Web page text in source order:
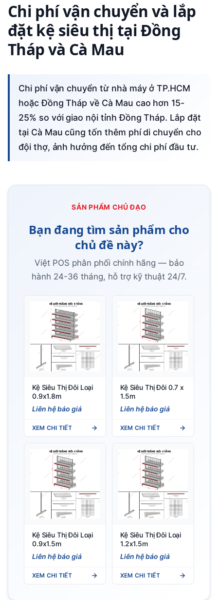
Chi phí vận chuyển và lắp
đặt kệ siêu thị tại Đồng
Tháp và Cà Mau
Chi phí vận chuyển từ nhà máy ở TP.HCM
hoặc Đồng Tháp về Cà Mau cao hơn 15-
25% so với giao nội tỉnh Đồng Tháp. Lắp đặt
tại Cà Mau cũng tốn thêm phí di chuyển cho
đội thợ, ảnh hưởng đến tổng chi phí đầu tư.
SẢN PHẨM CHỦ ĐẠO
Bạn đang tìm sản phẩm cho
chủ đề này?
Việt POS phân phối chính hãng — bảo
hành 24-36 tháng, hỗ trợ kỹ thuật 24/7.
Kệ Siêu Thị Đôi Loại
0.9x1.8m
Liên hệ báo giá
XEM CHI TIẾT
Kệ Siêu Thị Đôi 0.7 x
1.5m
Liên hệ báo giá
XEM CHI TIẾT
Kệ Siêu Thị Đôi Loại
0.9x1.5m
Liên hệ báo giá
XEM CHI TIẾT
Kệ Siêu Thị Đôi Loại
1.2x1.5m
Liên hệ báo giá
XEM CHI TIẾT